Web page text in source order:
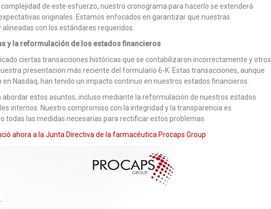
de este esfuerzo, nuestro cronograma para hacerlo se extenderá
originales. Estamos enfocados en garantizar que nuestras
con los estándares requeridos.
y la reformulación de los estados financieros
ciertas transacciones históricas que se contabilizaron incorrectamente y otros
presentación más reciente del formulario 6-K. Estas transacciones, aunque
Nasdaq, han tenido un impacto continuo en nuestros estados financieros.
estos asuntos, incluso mediante la reformulación de nuestros estados
internos. Nuestro compromiso con la integridad y la transparencia es
las medidas necesarias para rectificar estos problemas.
ahora a la Junta Directiva de la farmacéutica Procaps Group